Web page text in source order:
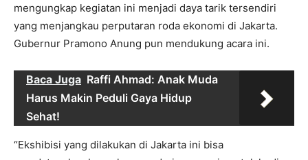
mengungkap kegiatan ini menjadi daya tarik tersendiri
yang menjangkau perputaran roda ekonomi di Jakarta.
Gubernur Pramono Anung pun mendukung acara ini.
Baca Juga Raffi Ahmad: Anak Muda
Harus Makin Peduli Gaya Hidup
Sehat!
“Ekshibisi yang dilakukan di Jakarta ini bisa